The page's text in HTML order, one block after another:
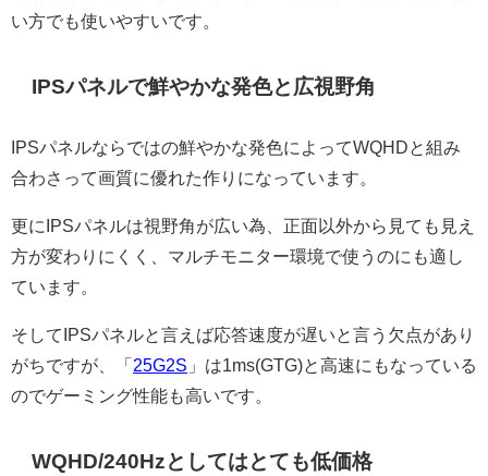
い方でも使いやすいです。
IPSパネルで鮮やかな発色と広視野角
IPSパネルならではの鮮やかな発色によってWQHDと組み
合わさって画質に優れた作りになっています。
更にIPSパネルは視野角が広い為、正面以外から見ても見え
方が変わりにくく、マルチモニター環境で使うのにも適し
ています。
そしてIPSパネルと言えば応答速度が遅いと言う欠点があり
がちですが、「25G2S 」は1ms(GTG)と高速にもなっている
のでゲーミング性能も高いです。
WQHD/240Hzとしてはとても低価格